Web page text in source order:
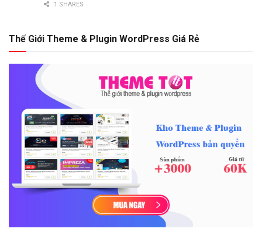
1 SHARES
Thế Giới Theme & Plugin WordPress Giá Rẻ